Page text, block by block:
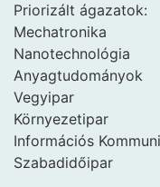
Priorizált ágazatok:
Mechatronika
Nanotechnológia
Anyagtudományok
Vegyipar
Környezetipar
Információs
Szabadidőipar